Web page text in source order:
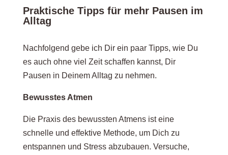
Praktische Tipps für mehr Pausen im
Alltag
Nachfolgend gebe ich Dir ein paar Tipps, wie Du
es auch ohne viel Zeit schaffen kannst, Dir
Pausen in Deinem Alltag zu nehmen.
Bewusstes Atmen
Die Praxis des bewussten Atmens ist eine
schnelle und effektive Methode, um Dich zu
entspannen und Stress abzubauen. Versuche,